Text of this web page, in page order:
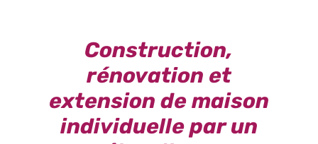
Construction,
rénovation et
extension de maison
individuelle par un